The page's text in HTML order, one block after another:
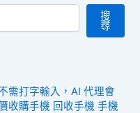
搜
尋
需打字輸入，AI 代理會
收購手機 回收手機 手機